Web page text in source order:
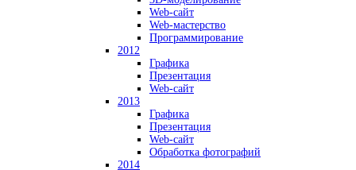
Web-сайт
Web-мастерство
Программирование
2012
Графика
Презентация
Web-сайт
2013
Графика
Презентация
Web-сайт
Обработка фотографий
2014